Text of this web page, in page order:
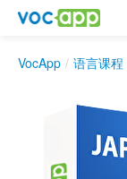
VocApp / 语言课程